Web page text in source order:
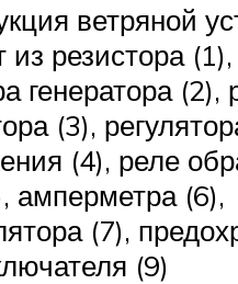
ветряной
из резистора
генератора (2),
(3),
(4), реле
амперметра (6),
(7),
(9)